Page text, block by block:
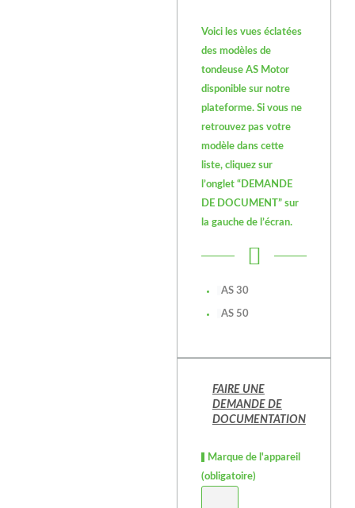
Voici les vues éclatées
des modèles de
tondeuse AS Motor
disponible sur notre
plateforme. Si vous ne
retrouvez pas votre
modèle dans cette
liste, cliquez sur
l’onglet “DEMANDE
DE DOCUMENT” sur
la gauche de l’écran.
AS 30
AS 50
FAIRE UNE
DEMANDE DE
DOCUMENTATION
Marque de l'appareil
(obligatoire)